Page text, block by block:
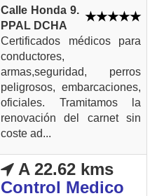
Calle Honda 9.
PPAL DCHA
Certificados médicos para
conductores,
armas,seguridad, perros
peligrosos, embarcaciones,
oficiales. Tramitamos la
renovación del carnet sin
coste ad...
A 22.62 kms
Control Medico